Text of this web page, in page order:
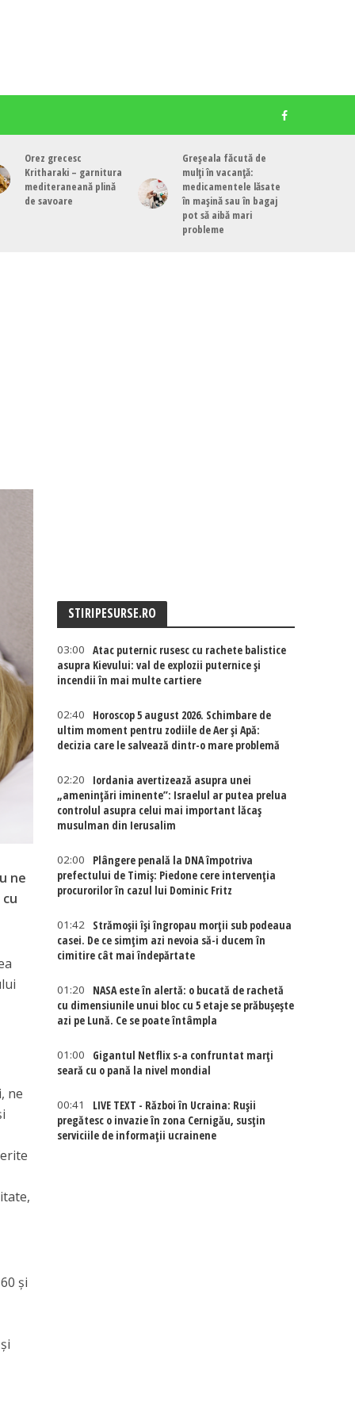
Orez grecesc
Kritharaki – garnitura
mediteraneană plină
de savoare
Greșeala făcută de
mulți în vacanță:
medicamentele lăsate
în mașină sau în bagaj
pot să aibă mari
probleme
ne
ne
şi
STIRIPESURSE.RO
03:00
Atac puternic rusesc cu rachete balistice
asupra Kievului: val de explozii puternice și
incendii în mai multe cartiere
02:40
Horoscop 5 august 2026. Schimbare de
ultim moment pentru zodiile de Aer și Apă:
decizia care le salvează dintr-o mare problemă
02:20
Iordania avertizează asupra unei
„amenințări iminente”: Israelul ar putea prelua
controlul asupra celui mai important lăcaș
musulman din Ierusalim
02:00
Plângere penală la DNA împotriva
prefectului de Timiș: Piedone cere intervenția
procurorilor în cazul lui Dominic Fritz
01:42
Strămoșii își îngropau morții sub podeaua
casei. De ce simțim azi nevoia să-i ducem în
cimitire cât mai îndepărtate
01:20
NASA este în alertă: o bucată de rachetă
cu dimensiunile unui bloc cu 5 etaje se prăbușește
azi pe Lună. Ce se poate întâmpla
01:00
Gigantul Netflix s-a confruntat marţi
seară cu o pană la nivel mondial
00:41
LIVE TEXT - Război în Ucraina: Rușii
pregătesc o invazie în zona Cernigău, susțin
serviciile de informații ucrainene